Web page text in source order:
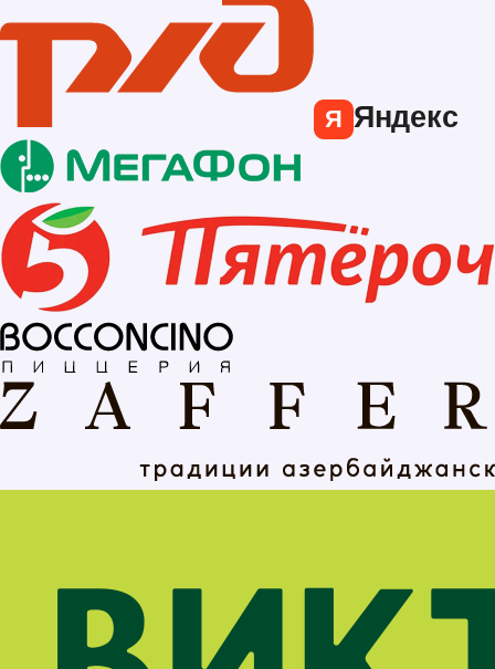
Я Яндекс